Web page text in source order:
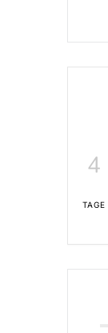
4
TAGE